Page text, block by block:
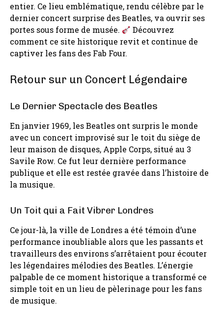
entier. Ce lieu emblématique, rendu célèbre par le
dernier concert surprise des Beatles, va ouvrir ses
portes sous forme de musée.
Découvrez
comment ce site historique revit et continue de
captiver les fans des Fab Four.
Retour sur un Concert Légendaire
Le Dernier Spectacle des Beatles
En janvier 1969, les Beatles ont surpris le monde
avec un concert improvisé sur le toit du siège de
leur maison de disques, Apple Corps, situé au 3
Savile Row. Ce fut leur dernière performance
publique et elle est restée gravée dans l’histoire de
la musique.
Un Toit qui a Fait Vibrer Londres
Ce jour-là, la ville de Londres a été témoin d’une
performance inoubliable alors que les passants et
travailleurs des environs s’arrêtaient pour écouter
les légendaires mélodies des Beatles. L’énergie
palpable de ce moment historique a transformé ce
simple toit en un lieu de pèlerinage pour les fans
de musique.